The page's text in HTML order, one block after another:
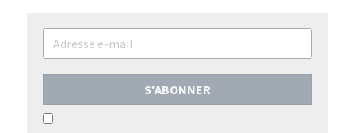
S'ABONNER